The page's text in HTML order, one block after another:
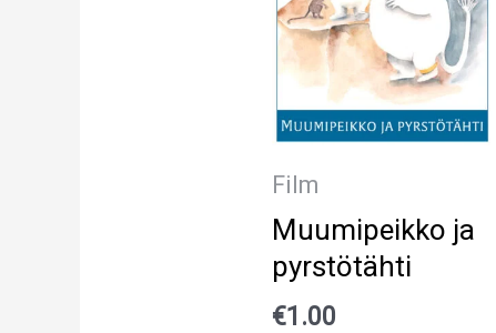
Film
Muumipeikko ja
pyrstötähti
€1.00